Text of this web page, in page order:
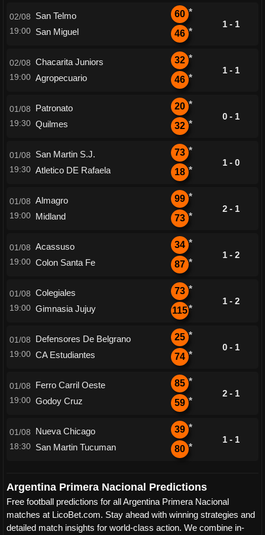
02/08
19:00
San Telmo
San Miguel
60 *
46 *
1 - 1
02/08
19:00
Chacarita Juniors
Agropecuario
32 *
46 *
1 - 1
01/08
19:30
Patronato
Quilmes
20 *
32 *
0 - 1
01/08
19:30
San Martin S.J.
Atletico DE Rafaela
73 *
18 *
1 - 0
01/08
19:00
Almagro
Midland
99 *
73 *
2 - 1
01/08
19:00
Acassuso
Colon Santa Fe
34 *
87 *
1 - 2
01/08
19:00
Colegiales
Gimnasia Jujuy
73 *
115*
1 - 2
01/08
19:00
Defensores De Belgrano
CA Estudiantes
25 *
74 *
0 - 1
01/08
19:00
Ferro Carril Oeste
Godoy Cruz
85 *
59 *
2 - 1
01/08
18:30
Nueva Chicago
San Martin Tucuman
39 *
80 *
1 - 1
Argentina Primera Nacional Predictions
Free football predictions for all Argentina Primera Nacional
matches at LicoBet.com. Stay ahead with winning strategies and
detailed match insights for world-class action. We combine in-